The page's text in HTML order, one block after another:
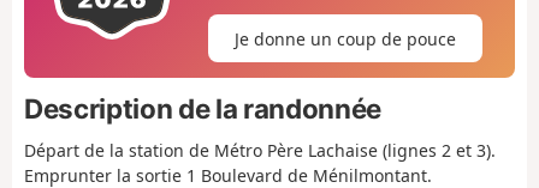
Je donne un coup de pouce
Description de la randonnée
Départ de la station de Métro Père Lachaise (lignes 2 et 3).
Emprunter la sortie 1 Boulevard de Ménilmontant.